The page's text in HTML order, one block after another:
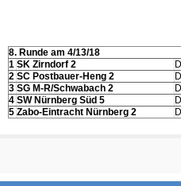
8. Runde am 4/13/18
1 SK Zirndorf 2
2 SC Postbauer-Heng 2
3 SG M-R/Schwabach 2
4 SW Nürnberg Süd 5
5 Zabo-Eintracht Nürnberg 2